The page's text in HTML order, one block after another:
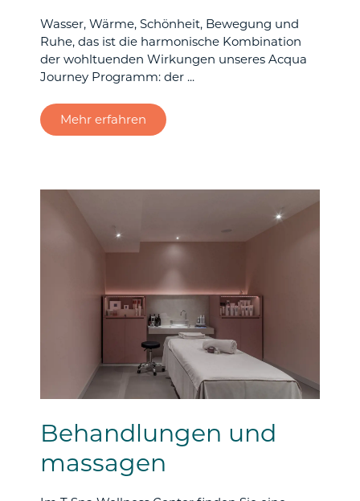
Wasser, Wärme, Schönheit, Bewegung und
Ruhe, das ist die harmonische Kombination
der wohltuenden Wirkungen unseres Acqua
Journey Programm: der ...
Mehr erfahren
Behandlungen und
massagen